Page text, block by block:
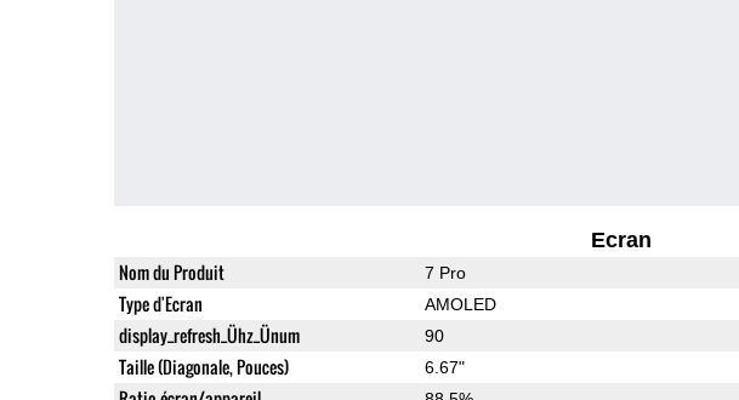
Ecran
Nom du Produit 7 Pro
Type d'Ecran AMOLED
display_refresh_Ühz_Ünum 90
Taille (Diagonale, Pouces) 6.67"